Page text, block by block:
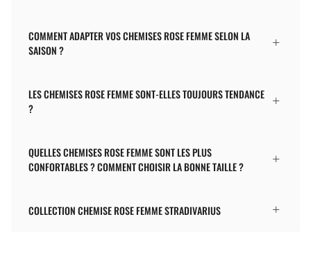
COMMENT ADAPTER VOS CHEMISES ROSE FEMME SELON LA
SAISON ?
LES CHEMISES ROSE FEMME SONT-ELLES TOUJOURS TENDANCE
?
QUELLES CHEMISES ROSE FEMME SONT LES PLUS
CONFORTABLES ? COMMENT CHOISIR LA BONNE TAILLE ?
COLLECTION CHEMISE ROSE FEMME STRADIVARIUS